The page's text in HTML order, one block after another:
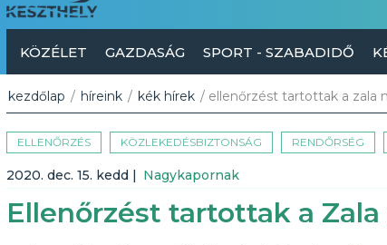
KÖZÉLET GAZDASÁG SPORT - SZABADIDŐ
kezdőlap / híreink / kék hírek / ellenőrzést tartottak a zala
ELLENŐRZÉS KÖZLEKEDÉSBIZTONSÁG RENDŐRSÉG
2020. dec. 15. kedd | Nagykapornak
Ellenőrzést tartottak a